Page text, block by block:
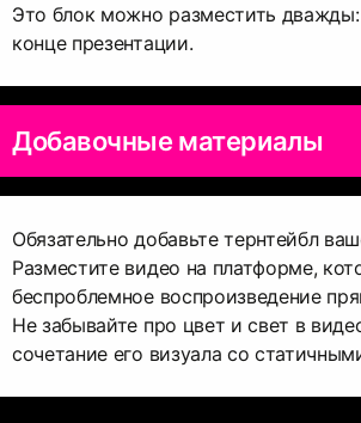
Это блок можно разместить дважды:
конце презентации.
Добавочные материалы
Обязательно добавьте тернтейбл
Разместите видео на платформе,
беспроблемное воспроизведение
Не забывайте про цвет и свет в
сочетание его визуала со